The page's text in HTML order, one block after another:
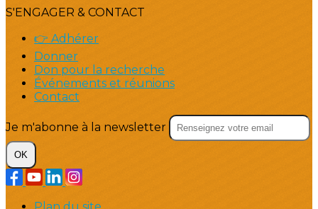
S'ENGAGER & CONTACT
👉 Adhérer
Donner
Don pour la recherche
Événements et réunions
Contact
Je m'abonne à la newsletter
OK